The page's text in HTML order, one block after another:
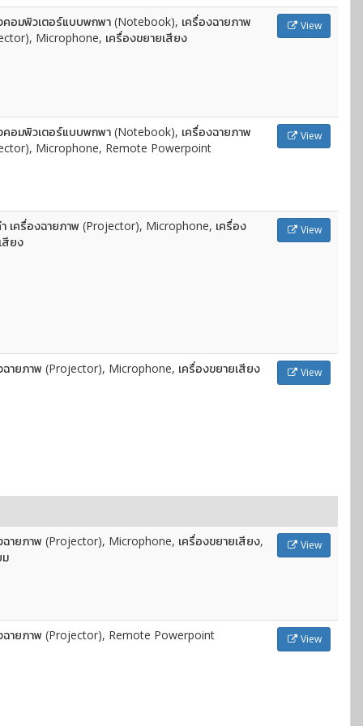
คอมพิวเตอร์แบบพกพา (Notebook), เครื่องฉายภาพ
Microphone, เครื่องขยายเสียง
View
คอมพิวเตอร์แบบพกพา (Notebook), เครื่องฉายภาพ
Microphone, Remote Powerpoint
View
า เครื่องฉายภาพ (Projector), Microphone, เครื่อง
สียง
View
ฉายภาพ (Projector), Microphone, เครื่องขยายเสียง View
ฉายภาพ (Projector), Microphone, เครื่องขยายเสียง,
ม
View
ฉายภาพ (Projector), Remote Powerpoint View